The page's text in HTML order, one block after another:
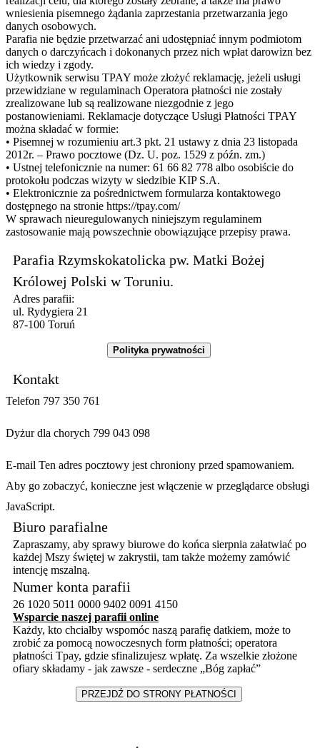
wniesienia pisemnego żądania zaprzestania przetwarzania jego
danych osobowych.
Parafia nie będzie przetwarzać ani udostępniać innym podmiotom
danych o darczyńcach i dokonanych przez nich wpłat darowizn bez
ich wiedzy i zgody.
Użytkownik serwisu TPAY może złożyć reklamację, jeżeli usługi
przewidziane w regulaminach Operatora płatności nie zostały
zrealizowane lub są realizowane niezgodnie z jego
postanowieniami. Reklamacje dotyczące Usługi Płatności TPAY
można składać w formie:
• Pisemnej w rozumieniu art.3 pkt. 21 ustawy z dnia 23 listopada
2012r. – Prawo pocztowe (Dz. U. poz. 1529 z późn. zm.)
• Ustnej telefonicznie na numer: 61 66 82 778 albo osobiście do
protokołu podczas wizyty w siedzibie KIP S.A.
• Elektronicznie za pośrednictwem formularza kontaktowego
dostępnego na stronie https://tpay.com/
W sprawach nieuregulowanych niniejszym regulaminem
zastosowanie mają powszechnie obowiązujące przepisy prawa.
Parafia Rzymskokatolicka pw. Matki Bożej
Królowej Polski w Toruniu.
Adres parafii:
ul. Rydygiera 21
87-100 Toruń
Polityka prywatności
Kontakt
Telefon 797 350 761
Dyżur dla chorych 799 043 098
E-mail Ten adres pocztowy jest chroniony przed spamowaniem.
Aby go zobaczyć, konieczne jest włączenie w przeglądarce obsługi
JavaScript.
Biuro parafialne
Zapraszamy, aby sprawy biurowe do końca sierpnia załatwiać po
każdej Mszy świętej w zakrystii, tam także możemy zamówić
intencję mszalną.
Numer konta parafii
26 1020 5011 0000 9402 0091 4150
Wsparcie naszej parafii online
Każdy, kto chciałby wspomóc naszą parafię datkiem, może to
zrobić za pomocą nowoczesnych form płatności; operatora
płatności Tpay, gdzie sfinalizujesz wpłatę. Za wszelkie złożone
ofiary składamy - jak zawsze - serdeczne „Bóg zapłać”
PRZEJDŹ DO STRONY PŁATNOŚCI